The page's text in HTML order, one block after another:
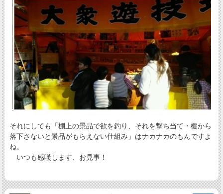
それにしても「棚上の景品で欲を釣り、それを撃ち当て・棚から
落下さないと景品がもらえない仕組み」はナカナカのもんですよ
ね。
いつも感嘆します、お見事！